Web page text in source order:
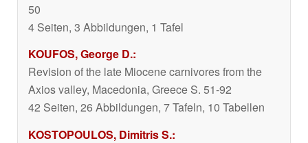
50
4 Seiten, 3 Abbildungen, 1 Tafel
KOUFOS, George D.:
Revision of the late Miocene carnivores from the
Axios valley, Macedonia, Greece S. 51-92
42 Seiten, 26 Abbildungen, 7 Tafeln, 10 Tabellen
KOSTOPOULOS, Dimitris S.: